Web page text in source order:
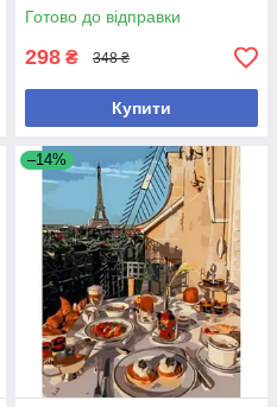
Готово до відправки
298 ₴ 348 ₴
Купити
–14%